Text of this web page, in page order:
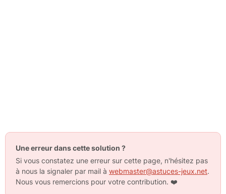
Une erreur dans cette solution ?
Si vous constatez une erreur sur cette page, n'hésitez pas
à nous la signaler par mail à webmaster@astuces-jeux.net.
Nous vous remercions pour votre contribution. ❤️